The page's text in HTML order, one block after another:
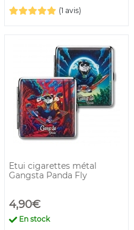
(1 avis)
Etui cigarettes métal
Gangsta Panda Fly
4,90€
En stock